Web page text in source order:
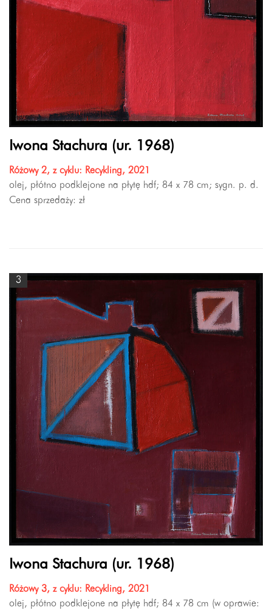
Iwona Stachura (ur. 1968)
Różowy 2, z cyklu: Recykling, 2021
olej, płótno podklejone na płytę hdf; 84 x 78 cm; sygn. p. d.
Cena sprzedaży: zł
3
Iwona Stachura (ur. 1968)
Różowy 3, z cyklu: Recykling, 2021
olej, płótno podklejone na płytę hdf; 84 x 78 cm (w oprawie: